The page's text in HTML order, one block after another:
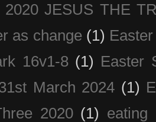
2020 JESUS THE
as change (1)
16v1-8 (1) Easter
March 2024 (1)
2020 (1) eating